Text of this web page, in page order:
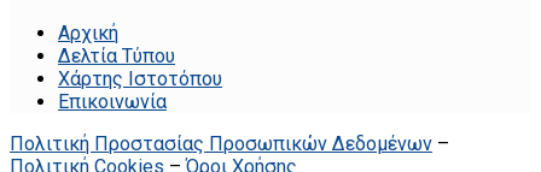
Αρχική
Δελτία Τύπου
Χάρτης Ιστοτόπου
Επικοινωνία
Πολιτική Προστασίας Προσωπικών Δεδομένων –
Πολιτική Cookies –Όροι Χρήσης